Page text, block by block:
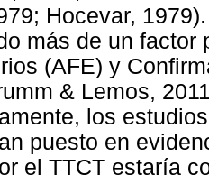
Hocevar,
más de un factor
(AFE) y
& Lemos,
los
puesto en
el TTCT estaría